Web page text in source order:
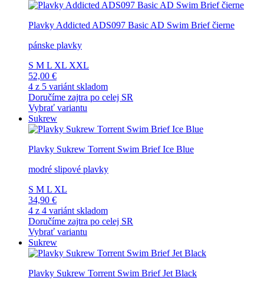
Plavky Addicted ADS097 Basic AD Swim Brief čierne
pánske plavky
S M L XL XXL
52,00 €
4 z 5 variánt skladom
Doručíme zajtra po celej SR
Vybrať variantu
Sukrew
Plavky Sukrew Torrent Swim Brief Ice Blue
modré slipové plavky
S M L XL
34,90 €
4 z 4 variánt skladom
Doručíme zajtra po celej SR
Vybrať variantu
Sukrew
Plavky Sukrew Torrent Swim Brief Jet Black